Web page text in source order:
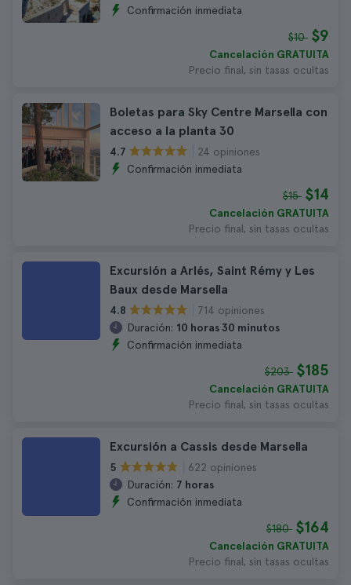
Confirmación inmediata
$10 $9
Cancelación GRATUITA
Precio final, sin tasas ocultas
Boletas para Sky Centre Marsella con
acceso a la planta 30
4.7
24 opiniones
Confirmación inmediata
$15 $14
Cancelación GRATUITA
Precio final, sin tasas ocultas
Excursión a Arlés, Saint Rémy y Les
Baux desde Marsella
4.8
714 opiniones
Duración: 10 horas 30 minutos
Confirmación inmediata
$203 $185
Cancelación GRATUITA
Precio final, sin tasas ocultas
Excursión a Cassis desde Marsella
5
622 opiniones
Duración: 7 horas
Confirmación inmediata
$180 $164
Cancelación GRATUITA
Precio final, sin tasas ocultas